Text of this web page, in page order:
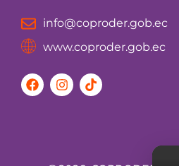
info@coproder.gob.ec
www.coproder.gob.ec
F
a
I
n
T
i